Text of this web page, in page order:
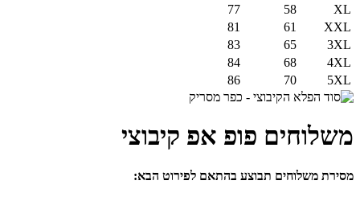
XL
58
77
XXL
61
81
3XL
65
83
4XL
68
84
5XL
70
86
משלוחים פופ אפ קיבוצי
מסירת משלוחים תבוצע בהתאם לפירוט הבא: